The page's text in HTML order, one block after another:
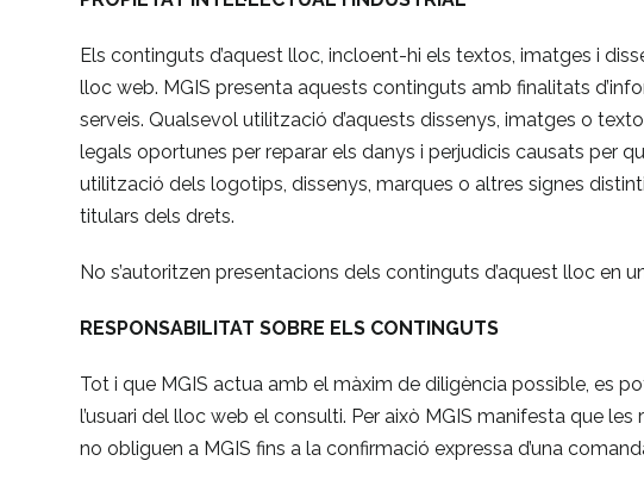
Els continguts d’aquest lloc, incloent-hi els textos, imatges i
lloc web. MGIS presenta aquests continguts amb finalitats
serveis. Qualsevol utilització d’aquests dissenys, imatges o
legals oportunes per reparar els danys i perjudicis causats per
utilització dels logotips, dissenys, marques o altres signes
titulars dels drets.
No s’autoritzen presentacions dels continguts d’aquest lloc en
RESPONSABILITAT SOBRE ELS CONTINGUTS
Tot i que MGIS actua amb el màxim de diligència possible, es
l’usuari del lloc web el consulti. Per això MGIS manifesta que
no obliguen a MGIS fins a la confirmació expressa d’una